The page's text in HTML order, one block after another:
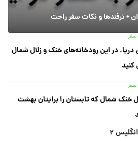
+ ترفندها و نکات سفر راحت
سفر
دریا، در این رودخانه‌های خنک و زلال شمال
کنید
سفر
خنک شمال که تابستان را برایتان بهشت